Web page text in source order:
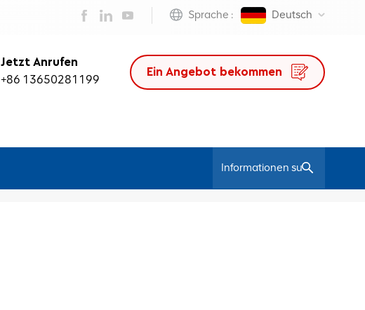
Sprache : Deutsch
Ein Angebot bekommen
Jetzt Anrufen
+86 13650281199